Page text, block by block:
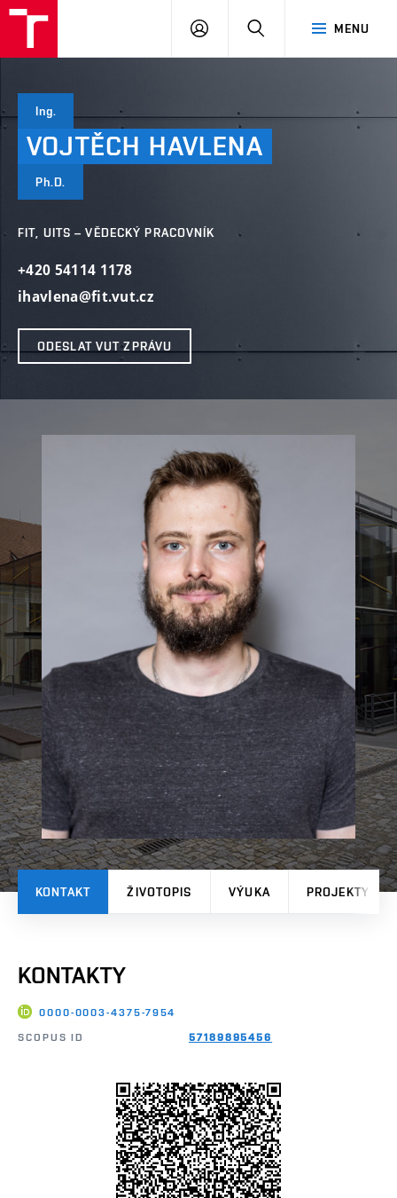
MENU
PŘIHLÁSIT
Ing.
VOJTĚCH HAVLENA
Ph.D.
FIT, UITS – VĚDECKÝ PRACOVNÍK
+420 54114 1178
ihavlena@fit.vut.cz
ODESLAT VUT ZPRÁVU
KONTAKT ŽIVOTOPIS VÝUKA PROJEKTY
KONTAKTY
0000-0003-4375-7954
SCOPUS ID 57189895456